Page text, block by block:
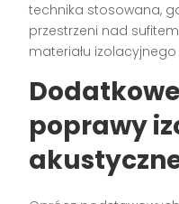
technika stosowana,
przestrzeni nad
materiału
poprawy